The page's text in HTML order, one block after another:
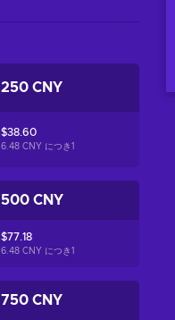
250 CNY
$38.60
6.48 CNY につき1
500 CNY
$77.18
6.48 CNY につき1
750 CNY